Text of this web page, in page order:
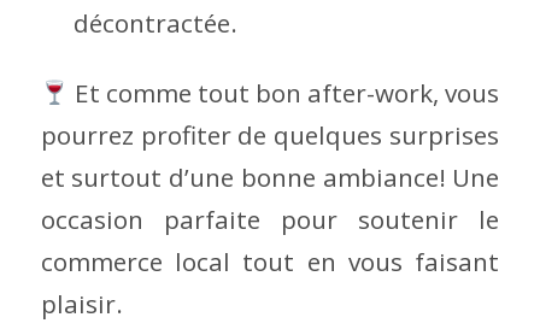
décontractée.
Et comme tout bon after-work, vous
pourrez profiter de quelques surprises
et surtout d’une bonne ambiance! Une
occasion parfaite pour soutenir le
commerce local tout en vous faisant
plaisir.